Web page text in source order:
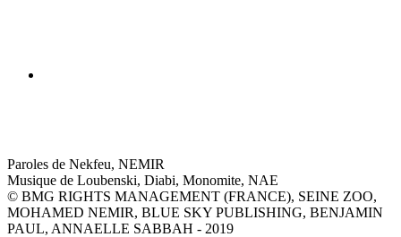
Paroles de Nekfeu, NEMIR
Musique de Loubenski, Diabi, Monomite, NAE
© BMG RIGHTS MANAGEMENT (FRANCE), SEINE ZOO,
MOHAMED NEMIR, BLUE SKY PUBLISHING, BENJAMIN
PAUL, ANNAELLE SABBAH - 2019